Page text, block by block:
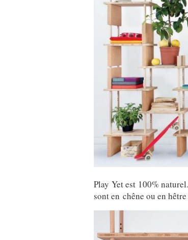
Play Yet est 100%
sont en chêne ou en